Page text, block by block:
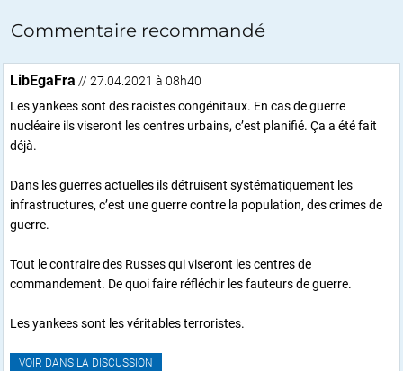
Commentaire recommandé
LibEgaFra // 27.04.2021 à 08h40
Les yankees sont des racistes congénitaux. En cas de guerre
nucléaire ils viseront les centres urbains, c’est planifié. Ça a été fait
déjà.
Dans les guerres actuelles ils détruisent systématiquement les
infrastructures, c’est une guerre contre la population, des crimes de
guerre.
Tout le contraire des Russes qui viseront les centres de
commandement. De quoi faire réfléchir les fauteurs de guerre.
Les yankees sont les véritables terroristes.
VOIR DANS LA DISCUSSION